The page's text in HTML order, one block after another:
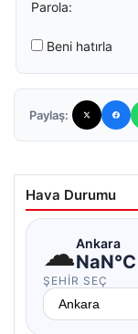
Parola:
Beni hatırla
Paylaş:
Hava Durumu
☁Ankara
NaN°C
ŞEHIR SEÇ